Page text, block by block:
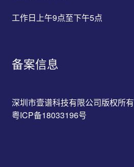
工作日上午9点至下午5点
备案信息
深圳市壹谱科技有限公司版权所有
粤ICP备18033196号